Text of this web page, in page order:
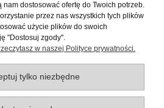
382,00 zł
VAT, bez kosztów dostawy
do koszyka
zakupów
nam dostosować ofertę do Twoich potrzeb.
przez nas wszystkich tych plików
użycie plików do swoich
"Dostosuj zgody".
w naszej Polityce prywatności.
tylko niezbędne